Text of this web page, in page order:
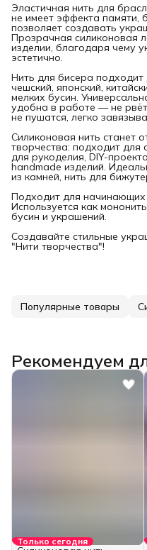
Эластичная нить для
не имеет эффекта памяти,
позволяет создавать
Прозрачная силиконовая
изделии, благодаря чему
эстетично.
Нить для бисера подходит
чешский, японский,
мелких бусин.
удобна в работе — не
не пушатся, легко
Силиконовая нить станет
творчества: подходит
для рукоделия, DIY-
handmade изделий.
из камней, нить для
Подходит для
Используется как
бусин и украшений.
Создавайте стильные
"Нити творчества"!
Популярные товары
Рекомендуем
Только сегодня